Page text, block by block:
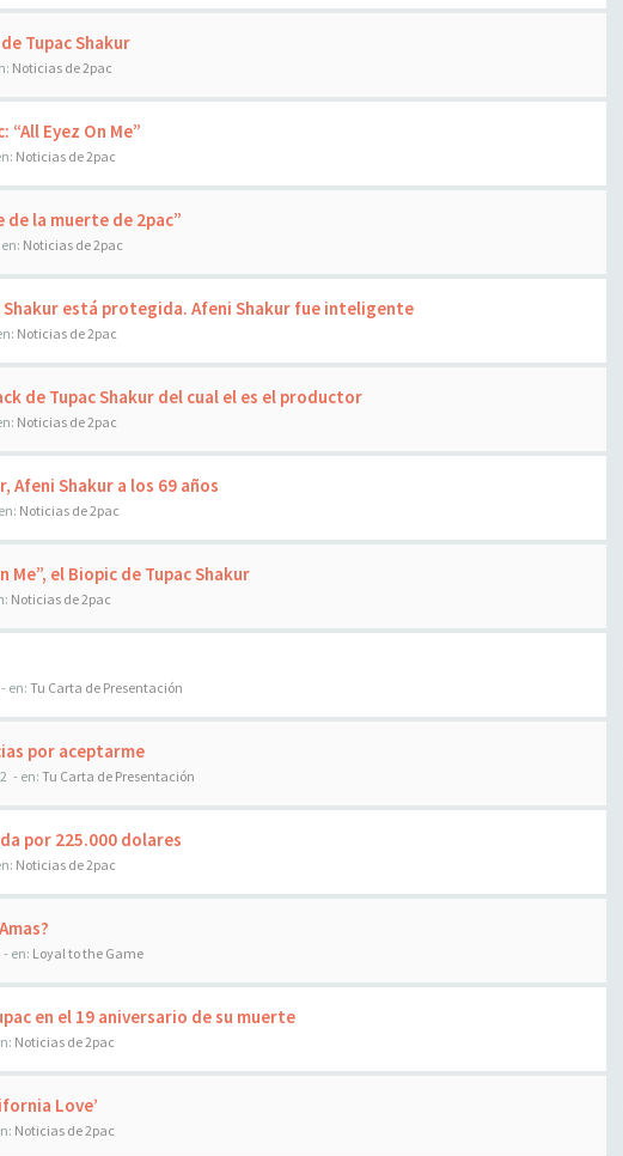
Tupac Shakur
Noticias de 2pac
Eyez On Me”
Noticias de 2pac
de la muerte de 2pac”
Noticias de 2pac
Shakur está protegida. Afeni Shakur fue inteligente
Noticias de 2pac
de Tupac Shakur del cual el es el productor
Noticias de 2pac
Afeni Shakur a los 69 años
Noticias de 2pac
Me”, el Biopic de Tupac Shakur
Noticias de 2pac
- en: Tu Carta de Presentación
por aceptarme
- en: Tu Carta de Presentación
por 225.000 dolares
Noticias de 2pac
- en: Loyal to the Game
en el 19 aniversario de su muerte
Noticias de 2pac
Love’
Noticias de 2pac